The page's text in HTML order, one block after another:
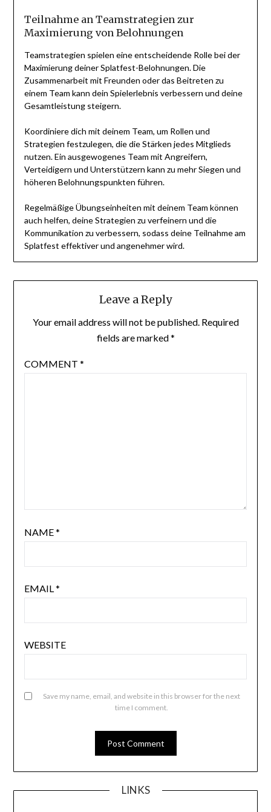
Teilnahme an Teamstrategien zur
Maximierung von Belohnungen
Teamstrategien spielen eine entscheidende Rolle bei der
Maximierung deiner Splatfest-Belohnungen. Die
Zusammenarbeit mit Freunden oder das Beitreten zu
einem Team kann dein Spielerlebnis verbessern und deine
Gesamtleistung steigern.
Koordiniere dich mit deinem Team, um Rollen und
Strategien festzulegen, die die Stärken jedes Mitglieds
nutzen. Ein ausgewogenes Team mit Angreifern,
Verteidigern und Unterstützern kann zu mehr Siegen und
höheren Belohnungspunkten führen.
Regelmäßige Übungseinheiten mit deinem Team können
auch helfen, deine Strategien zu verfeinern und die
Kommunikation zu verbessern, sodass deine Teilnahme am
Splatfest effektiver und angenehmer wird.
Leave a Reply
Your email address will not be published. Required
fields are marked*
COMMENT *
NAME*
EMAIL*
WEBSITE
Save my name, email, and website in this browser for the next
time I comment.
LINKS